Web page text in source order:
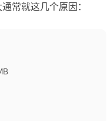
常就这几个原因：